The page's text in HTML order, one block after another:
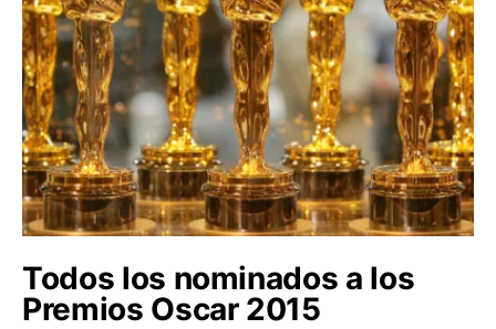
Todos los nominados a los
Premios Oscar 2015